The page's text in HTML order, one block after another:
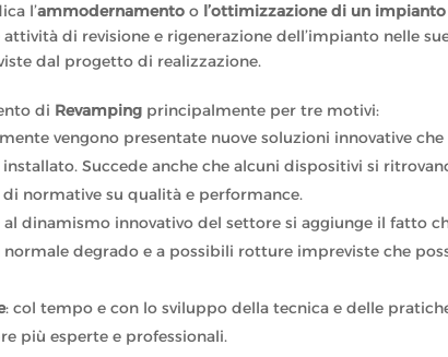
l’ammodernamento o l’ottimizzazione di un
di revisione e rigenerazione dell’impianto nelle
dal progetto di realizzazione.
di Revamping principalmente per tre motivi:
vengono presentate nuove soluzioni innovative
Succede anche che alcuni dispositivi si
normative su qualità e performance.
al dinamismo innovativo del settore si aggiunge il fatto
degrado e a possibili rotture impreviste che
: col tempo e con lo sviluppo della tecnica e delle
più esperte e professionali.